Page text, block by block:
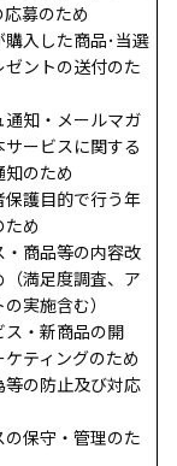
応募のため
購入した商品･当選
ゼントの送付のた
通知・メールマガ
サービスに関する
知のため
保護目的で行う年
ため
・商品等の内容改
（満足度調査、ア
実施含む）
ス・新商品の開
ケティングのため
等の防止及び対応
の保守・管理のた